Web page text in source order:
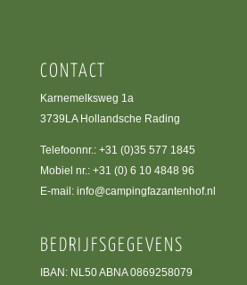
CONTACT
Karnemelksweg 1a
3739LA Hollandsche Rading
Telefoonnr.: +31 (0)35 577 1845
Mobiel nr.: +31 (0) 6 10 4848 96
E-mail: info@campingfazantenhof.nl
BEDRIJFSGEGEVENS
IBAN: NL50 ABNA 0869258079